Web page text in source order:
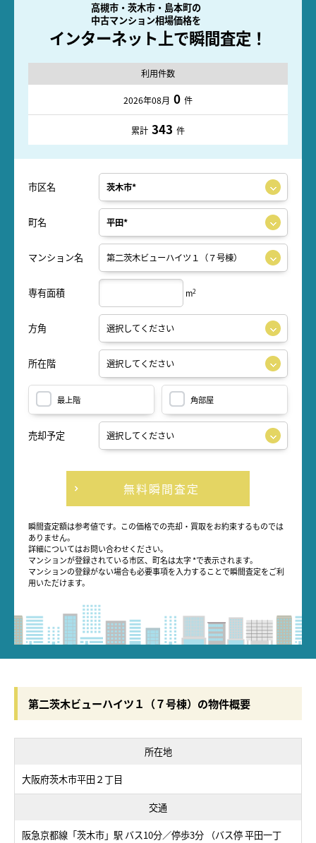
高槻市・茨木市・島本町の
中古マンション相場価格を
インターネット上で瞬間査定！
利用件数
2026年08月 0 件
累計 343 件
市区名
町名
マンション名
専有面積 m2
方角
所在階
最上階 角部屋
売却予定
無料瞬間査定
瞬間査定額は参考値です。この価格での売却・買取をお約束するものでは
ありません。
詳細についてはお問い合わせください。
マンションが登録されている市区、町名は太字 *で表示されます。
マンションの登録がない場合も必要事項を入力することで瞬間査定をご利
用いただけます。
第二茨木ビューハイツ１（７号棟）の物件概要
所在地
大阪府茨木市平田２丁目
交通
阪急京都線「茨木市」駅 バス10分／停歩3分 （バス停 平田一丁